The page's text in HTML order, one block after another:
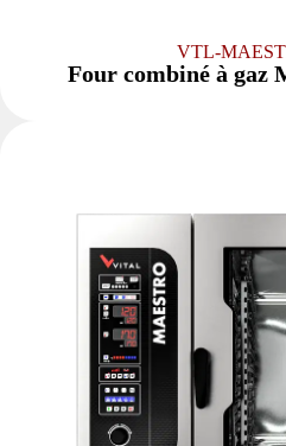
VTL-
Four combiné à gaz